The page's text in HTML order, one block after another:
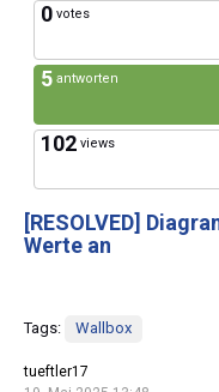
0 votes
5 antworten
102 views
[RESOLVED]
Werte an
Tags: Wallbox
tueftler17